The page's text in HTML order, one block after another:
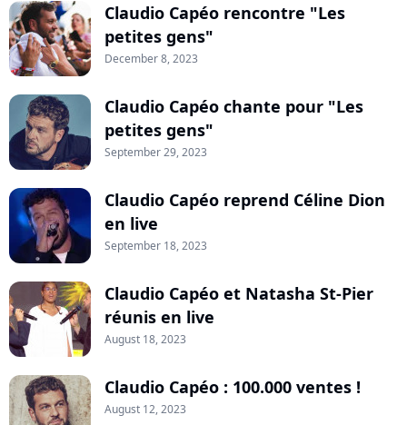
Claudio Capéo rencontre "Les
petites gens"
December 8, 2023
Claudio Capéo chante pour "Les
petites gens"
September 29, 2023
Claudio Capéo reprend Céline Dion
en live
September 18, 2023
Claudio Capéo et Natasha St-Pier
réunis en live
August 18, 2023
Claudio Capéo : 100.000 ventes !
August 12, 2023